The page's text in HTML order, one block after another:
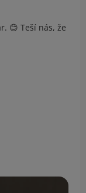
😊 Teší nás, že